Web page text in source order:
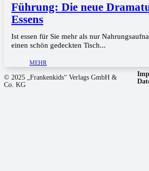
Führung: Die neue
Essens
Ist essen für Sie mehr als nur
einen schön gedeckten Tisch...
MEHR
© 2025 „Frankenkids“ Verlags GmbH &
Co. KG